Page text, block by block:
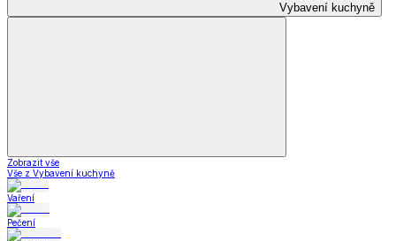
Vybavení kuchyně
Zobrazit vše
Vše z Vybavení kuchyně
Vaření
Pečení